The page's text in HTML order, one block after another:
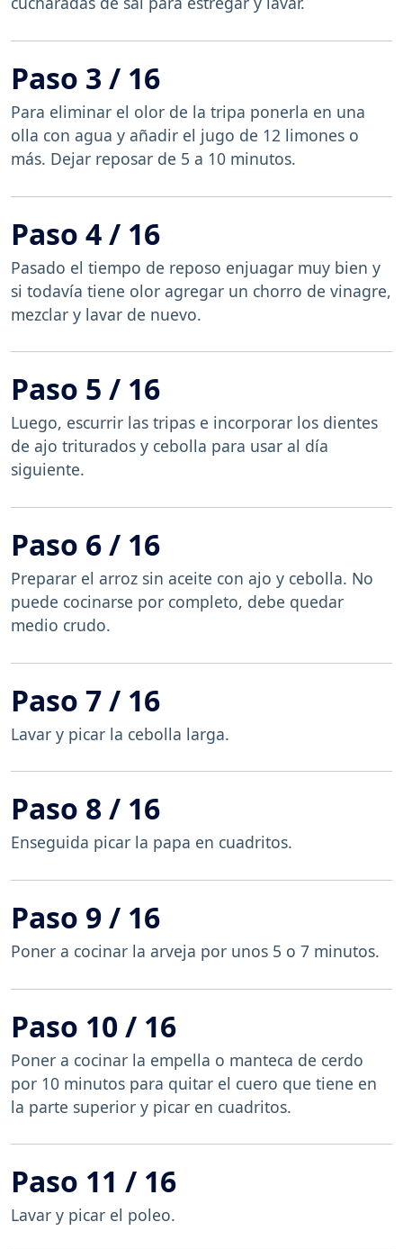
Paso 3 / 16
Para eliminar el olor de la tripa ponerla en una
olla con agua y añadir el jugo de 12 limones o
más. Dejar reposar de 5 a 10 minutos.
Paso 4 / 16
Pasado el tiempo de reposo enjuagar muy bien y
si todavía tiene olor agregar un chorro de vinagre,
mezclar y lavar de nuevo.
Paso 5 / 16
Luego, escurrir las tripas e incorporar los dientes
de ajo triturados y cebolla para usar al día
siguiente.
Paso 6 / 16
Preparar el arroz sin aceite con ajo y cebolla. No
puede cocinarse por completo, debe quedar
medio crudo.
Paso 7 / 16
Lavar y picar la cebolla larga.
Paso 8 / 16
Enseguida picar la papa en cuadritos.
Paso 9 / 16
Poner a cocinar la arveja por unos 5 o 7 minutos.
Paso 10 / 16
Poner a cocinar la empella o manteca de cerdo
por 10 minutos para quitar el cuero que tiene en
la parte superior y picar en cuadritos.
Paso 11 / 16
Lavar y picar el poleo.